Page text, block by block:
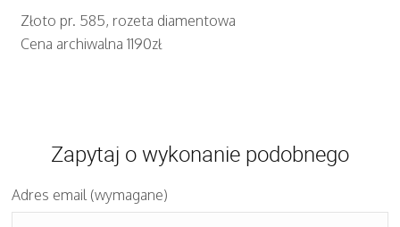
Złoto pr. 585, rozeta diamentowa
Cena archiwalna 1190zł
Zapytaj o wykonanie podobnego
Adres email (wymagane)